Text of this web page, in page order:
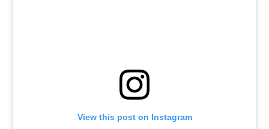
View this post on Instagram